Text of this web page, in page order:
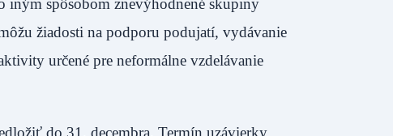
iným spôsobom znevýhodnené skupiny
žiadosti na podporu podujatí, vydávanie
určené pre neformálne vzdelávanie
do 31. decembra. Termín uzávierky